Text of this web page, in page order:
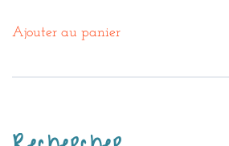
Ajouter au panier